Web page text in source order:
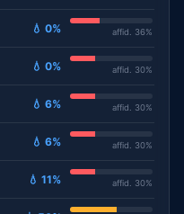
💧 0% affid. 36%
💧 0% affid. 30%
💧 6% affid. 30%
💧 6% affid. 30%
💧 11% affid. 30%